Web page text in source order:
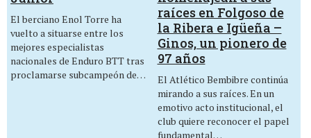
El berciano Enol Torre ha
vuelto a situarse entre los
mejores especialistas
nacionales de Enduro BTT tras
proclamarse subcampeón de…
raíces en Folgoso de
la Ribera e Igüeña –
Ginos, un pionero de
97 años
El Atlético Bembibre continúa
mirando a sus raíces. En un
emotivo acto institucional, el
club quiere reconocer el papel
fundamental…